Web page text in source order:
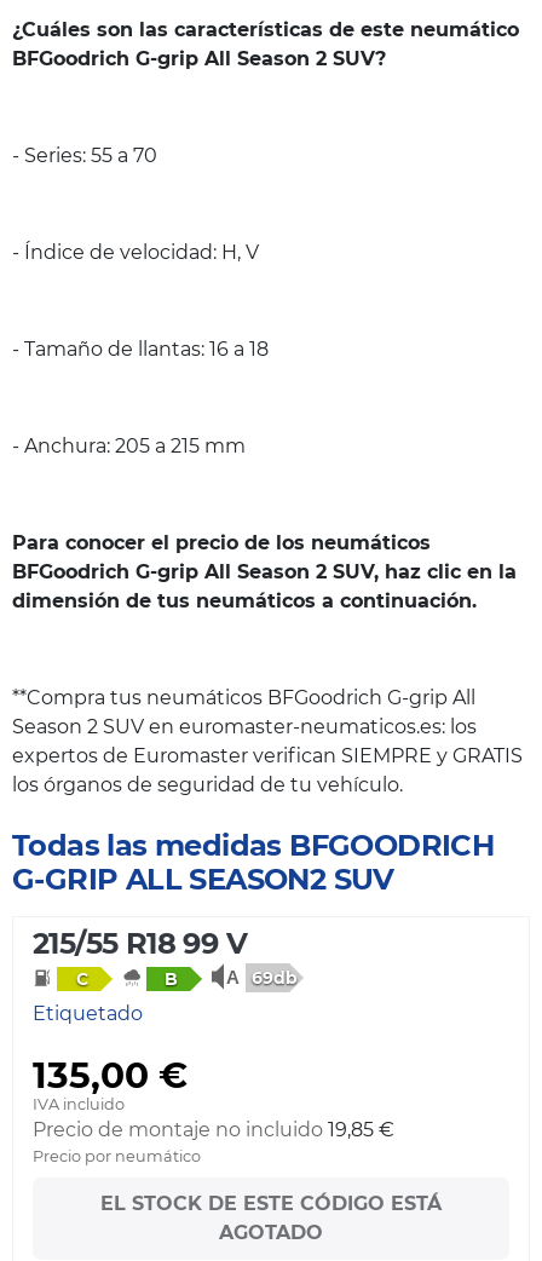
¿Cuáles son las características de este neumático
BFGoodrich G-grip All Season 2 SUV?
- Series: 55 a 70
- Índice de velocidad: H, V
- Tamaño de llantas: 16 a 18
- Anchura: 205 a 215 mm
Para conocer el precio de los neumáticos
BFGoodrich G-grip All Season 2 SUV, haz clic en la
dimensión de tus neumáticos a continuación.
**Compra tus neumáticos BFGoodrich G-grip All
Season 2 SUV en euromaster-neumaticos.es: los
expertos de Euromaster verifican SIEMPRE y GRATIS
los órganos de seguridad de tu vehículo.
Todas las medidas BFGOODRICH
G-GRIP ALL SEASON2 SUV
215/55 R18 99 V
C B 69db
Etiquetado
135,00 €
IVA incluido
Precio de montaje no incluido 19,85 €
Precio por neumático
EL STOCK DE ESTE CÓDIGO ESTÁ
AGOTADO